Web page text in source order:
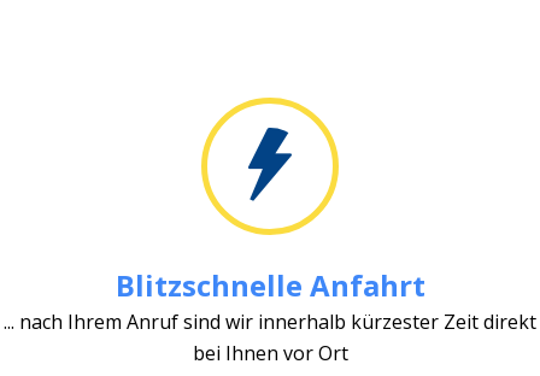
Blitzschnelle Anfahrt
... nach Ihrem Anruf sind wir innerhalb kürzester Zeit direkt
bei Ihnen vor Ort